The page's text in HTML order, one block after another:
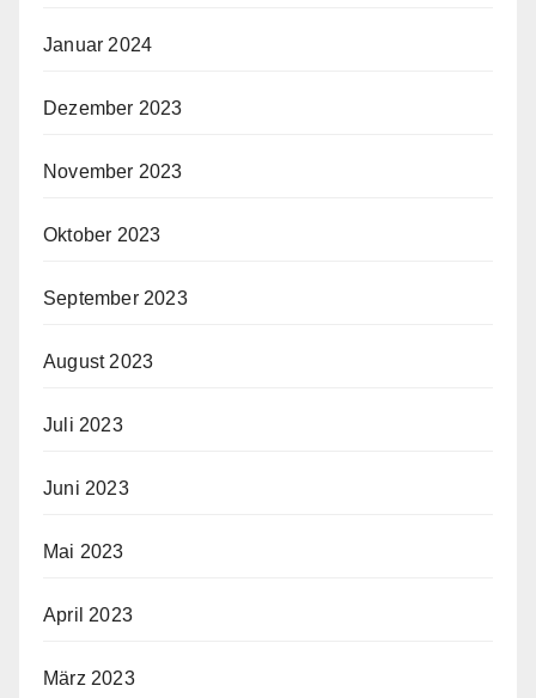
Januar 2024
Dezember 2023
November 2023
Oktober 2023
September 2023
August 2023
Juli 2023
Juni 2023
Mai 2023
April 2023
März 2023